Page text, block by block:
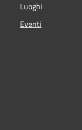
Luoghi
Eventi